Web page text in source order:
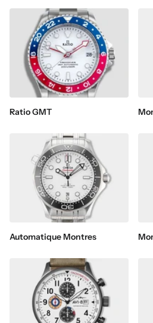
Ratio GMT
Automatique Montres